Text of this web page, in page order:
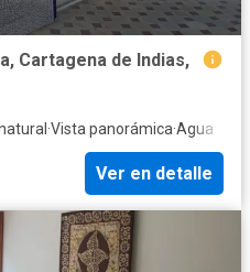
Cartagena de Indias,
·Vista panorámica·Agua
Ver en detalle